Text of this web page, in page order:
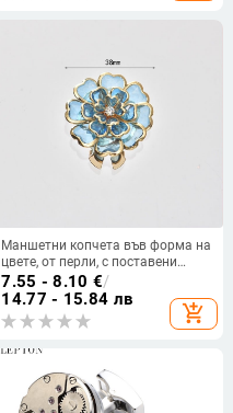
Маншетни копчета във форма на
цвете, от перли, с поставени
диаманти и бели кристали
7.55 - 8.10 €/
14.77 - 15.84 лв
add_shopping_cart